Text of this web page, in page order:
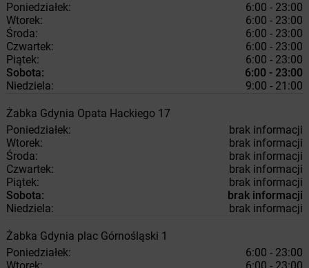
Poniedziałek:
6:00 - 23:00
Wtorek:
6:00 - 23:00
Środa:
6:00 - 23:00
Czwartek:
6:00 - 23:00
Piątek:
6:00 - 23:00
Sobota:
6:00 - 23:00
Niedziela:
9:00 - 21:00
Żabka Gdynia Opata Hackiego 17
Poniedziałek:
brak informacji
Wtorek:
brak informacji
Środa:
brak informacji
Czwartek:
brak informacji
Piątek:
brak informacji
Sobota:
brak informacji
Niedziela:
brak informacji
Żabka Gdynia plac Górnośląski 1
Poniedziałek:
6:00 - 23:00